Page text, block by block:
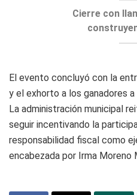
Cierre con
El evento concluyó con la
y el exhorto a los ganadores
La administración municipal
seguir incentivando la
responsabilidad fiscal como
encabezada por Irma Moreno